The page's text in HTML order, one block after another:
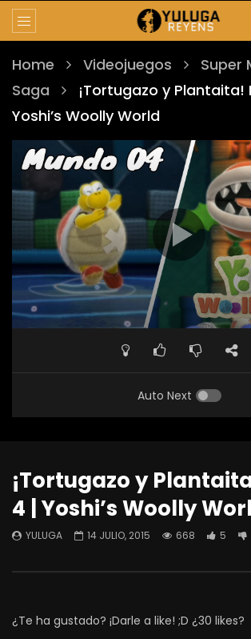
Home Videojuegos
Super
Saga
¡Tortugazo y Plantaita!
Yoshi’s Woolly World
Auto Next
¡Tortugazo y
4 | Yoshi’s Woolly
YULUGA 14 JULIO, 2015 668 5
¿Te ha gustado? ¡Darle a like! ;D ¿30 likes?